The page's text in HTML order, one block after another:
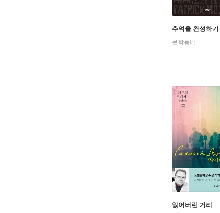
추억을 완성하
문학동네
잃어버린 거리